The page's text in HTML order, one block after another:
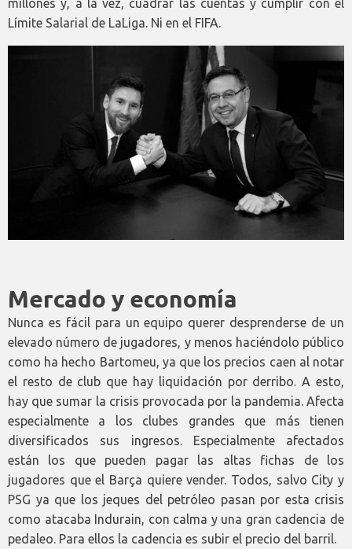
millones y, a la vez, cuadrar las cuentas y cumplir con el
Límite Salarial de LaLiga. Ni en el FIFA.
Mercado y economía
Nunca es fácil para un equipo querer desprenderse de un
elevado número de jugadores, y menos haciéndolo público
como ha hecho Bartomeu, ya que los precios caen al notar
el resto de club que hay liquidación por derribo. A esto,
hay que sumar la crisis provocada por la pandemia. Afecta
especialmente a los clubes grandes que más tienen
diversificados sus ingresos. Especialmente afectados
están los que pueden pagar las altas fichas de los
jugadores que el Barça quiere vender. Todos, salvo City y
PSG ya que los jeques del petróleo pasan por esta crisis
como atacaba Indurain, con calma y una gran cadencia de
pedaleo. Para ellos la cadencia es subir el precio del barril.